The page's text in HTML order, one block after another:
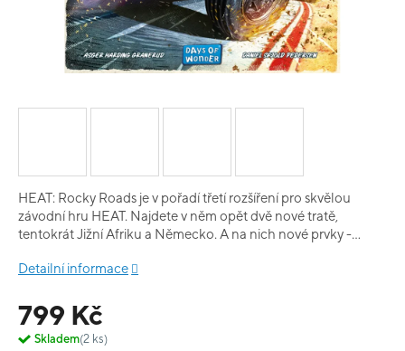
799 Kč
Skladem(2 ks)
HEAT: Rocky Roads je v pořadí třetí rozšíření pro skvělou
závodní hru HEAT. Najdete v něm opět dvě nové tratě,
tentokrát Jižní Afriku a Německo. A na nich nové prvky -
znesnadňující průjezd zatáčkami a také šikany. K tomu
Obsah hry: 1 oboustranný herní plán 55 karet 1 závodní auto a
odpovídající řadicí páka 1 herní podložka 1 bodovací tabulka
pravidla
Detailní informace